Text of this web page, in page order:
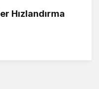
Hızlandırma